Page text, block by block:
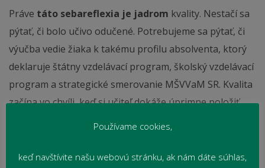
Práve táto sebareflexia je jadrom kvality. Nestačí sa
pýtať, či bolo učivo odučené. Potrebujeme sa pýtať, či
výučba vedie žiaka k takému profilu absolventa, ktorý
deklaruje štátny vzdelávací program, školský vzdelávací
program a strategické smerovanie MŠVVaM SR. Kvalita
začína vo chvíli, keď si učiteľ dokáže úprimne položiť
Je moja pedagogická činnosť v súlade s tým,
Kritická tabuľa s AI môže byť v tomto procese
Používame cookies,
keď navštívite našu webovú stránku, ak nám dáte súhlas,